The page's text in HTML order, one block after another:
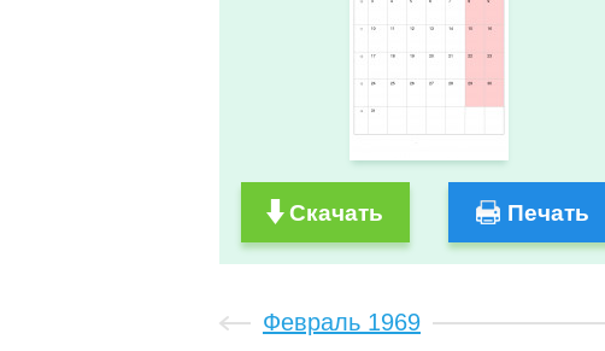
Скачать Печать
Февраль 1969